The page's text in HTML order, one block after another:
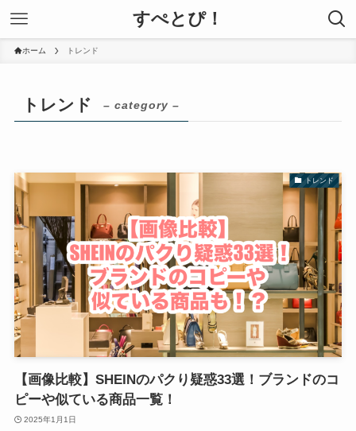
すぺとぴ！
ホーム トレンド
トレンド – category –
トレンド
【画像比較】SHEINのパクり疑惑33選！ブランドのコ
ピーや似ている商品一覧！
2025年1月1日